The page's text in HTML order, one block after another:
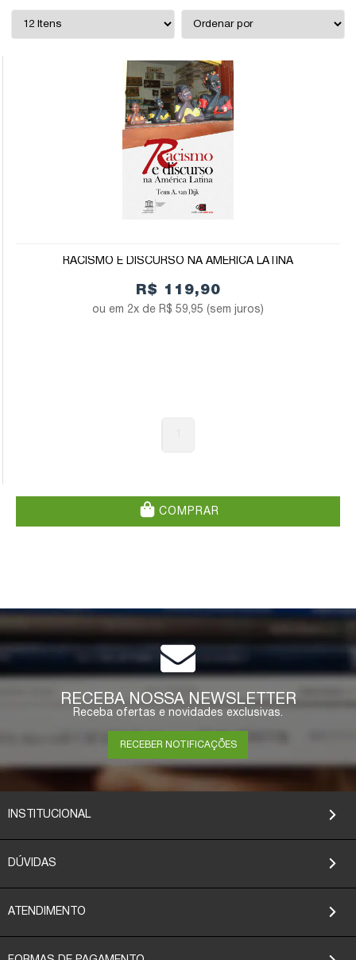
RACISMO E DISCURSO NA AMÉRICA LATINA
R$ 119,90
2x de R$ 59,95 (sem juros)
COMPRAR
RECEBA NOSSA NEWSLETTER
Receba ofertas e novidades exclusivas.
RECEBER NOTIFICAÇÕES
INSTITUCIONAL
DÚVIDAS
ATENDIMENTO